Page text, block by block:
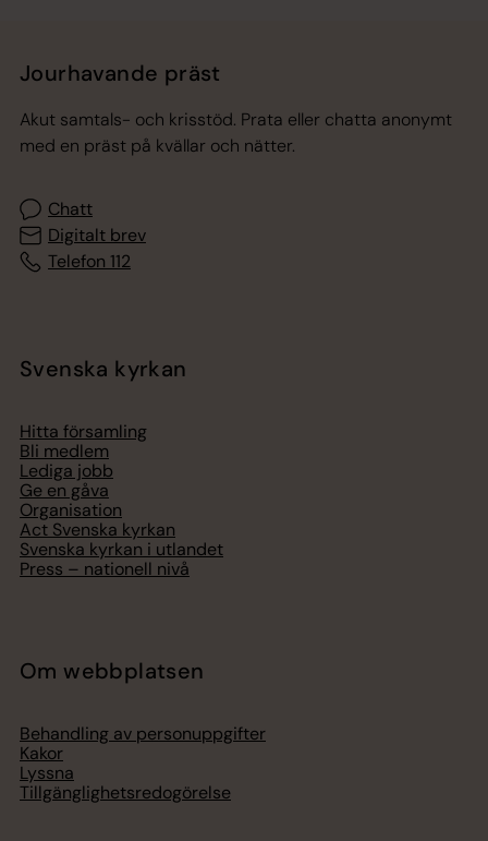
Jourhavande präst
Akut samtals- och krisstöd. Prata eller chatta anonymt
med en präst på kvällar och nätter.
Chatt
Digitalt brev
Telefon 112
Svenska kyrkan
Hitta församling
Bli medlem
Lediga jobb
Ge en gåva
Organisation
Act Svenska kyrkan
Svenska kyrkan i utlandet
Press – nationell nivå
Om webbplatsen
Behandling av personuppgifter
Kakor
Lyssna
Tillgänglighetsredogörelse